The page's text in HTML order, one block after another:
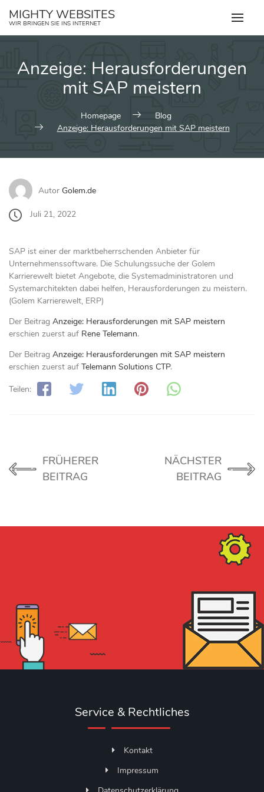
InhaltMIGHTY WEBSITES
WIR BRINGEN SIE INS INTERNET
Anzeige: Herausforderungen
mit SAP meistern
Homepage
Blog
Anzeige: Herausforderungen mit SAP meistern
Autor Golem.de
Juli 21, 2022
SAP ist einer der marktbeherrschenden Anbieter für
Unternehmenssoftware. Die Schulungssuche der Golem
Karrierewelt bietet Angebote, die Systemadministratoren und
Systemarchitekten dabei helfen, Herausforderungen zu meistern.
(Golem Karrierewelt, ERP)
Der Beitrag Anzeige: Herausforderungen mit SAP meistern
erschien zuerst auf Rene Telemann.
Der Beitrag Anzeige: Herausforderungen mit SAP meistern
erschien zuerst auf Telemann Solutions CTP.
Teilen:
FRÜHERER
BEITRAG
NÄCHSTER
BEITRAG
Service & Rechtliches
Kontakt
Impressum